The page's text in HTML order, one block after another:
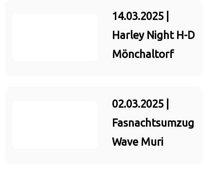
14.03.2025 |
Harley Night H-D
Mönchaltorf
02.03.2025 |
Fasnachtsumzug
Wave Muri